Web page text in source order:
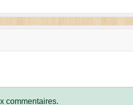
commentaires.